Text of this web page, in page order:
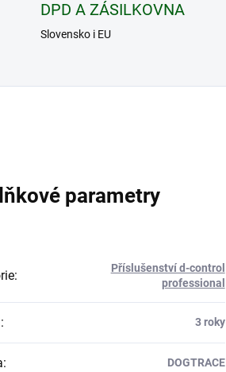
DPD A ZÁSILKOVNA
Slovensko i EU
parametry
:
Příslušenství d-control
professional
: 3 roky
: DOGTRACE